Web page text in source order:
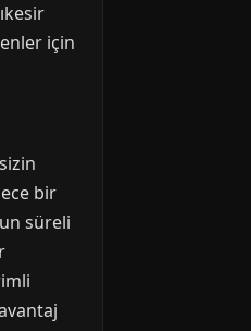
için
bir
süreli